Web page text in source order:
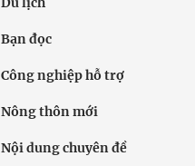
Bạn đọc
Công nghiệp hỗ trợ
Nông thôn mới
Nội dung chuyên đề